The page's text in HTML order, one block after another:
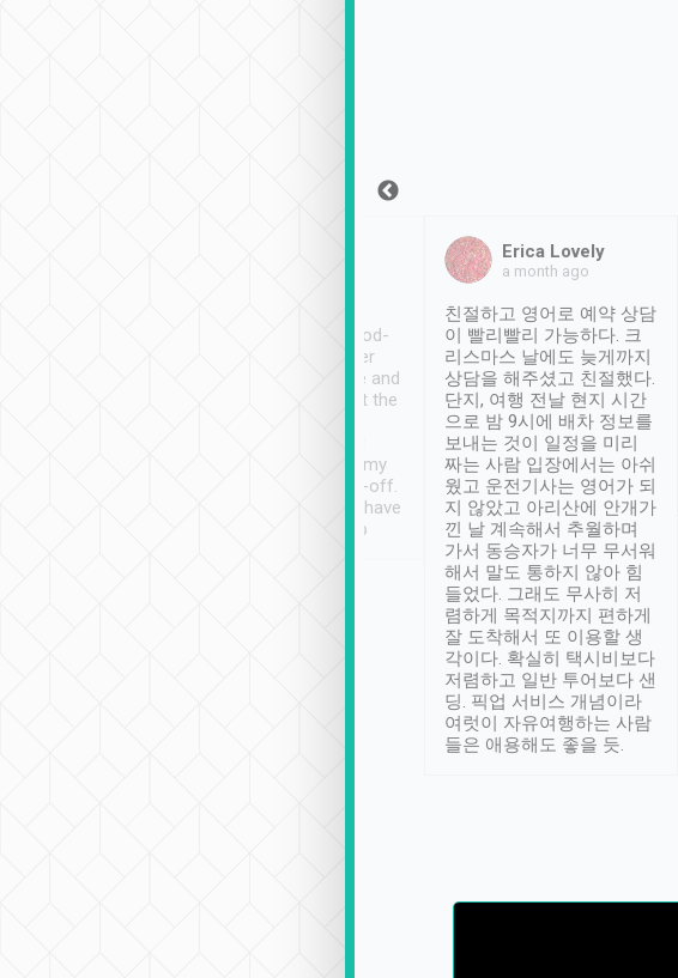
service, vehicles in good-
condition and the driver
service was awesome and
thoughtful. Driver went the
have safely arrived at my
destination after drop-off.
Definitely something I have
not seen elsewhere 👍
Erica Lovely
a month ago
친절하고 영어로 예약 상담
이 빨리빨리 가능하다. 크
리스마스 날에도 늦게까지
상담을 해주셨고 친절했다.
단지, 여행 전날 현지 시간
으로 밤 9시에 배차 정보를
보내는 것이 일정을 미리
짜는 사람 입장에서는 아쉬
웠고 운전기사는 영어가 되
지 않았고 아리산에 안개가
낀 날 계속해서 추월하며
가서 동승자가 너무 무서워
해서 말도 통하지 않아 힘
들었다. 그래도 무사히 저
렴하게 목적지까지 편하게
잘 도착해서 또 이용할 생
각이다. 확실히 택시비보다
저렴하고 일반 투어보다 샌
딩. 픽업 서비스 개념이라
여럿이 자유여행하는 사람
들은 애용해도 좋을 듯.